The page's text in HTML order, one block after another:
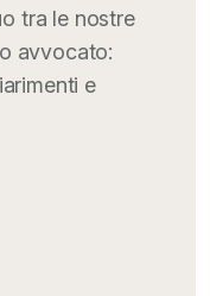
tra le nostre
avvocato:
e